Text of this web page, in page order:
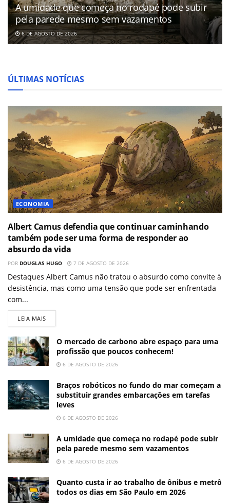
A umidade que começa no rodapé pode subir
pela parede mesmo sem vazamentos
6 DE AGOSTO DE 2026
ÚLTIMAS NOTÍCIAS
ECONOMIA
Albert Camus defendia que continuar caminhando
também pode ser uma forma de responder ao
absurdo da vida
POR DOUGLAS HUGO 7 DE AGOSTO DE 2026
Destaques Albert Camus não tratou o absurdo como convite à
desistência, mas como uma tensão que pode ser enfrentada
com...
LEIA MAIS
O mercado de carbono abre espaço para uma
profissão que poucos conhecem!
6 DE AGOSTO DE 2026
Braços robóticos no fundo do mar começam a
substituir grandes embarcações em tarefas
leves
6 DE AGOSTO DE 2026
A umidade que começa no rodapé pode subir
pela parede mesmo sem vazamentos
6 DE AGOSTO DE 2026
Quanto custa ir ao trabalho de ônibus e metrô
todos os dias em São Paulo em 2026